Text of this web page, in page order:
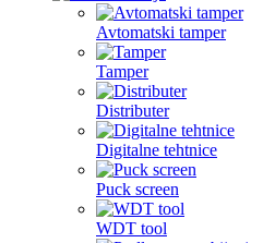
Avtomatski tamper
Tamper
Distributer
Digitalne tehtnice
Puck screen
WDT tool